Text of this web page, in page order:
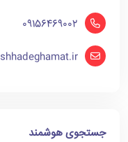
09156469002
جستجوی هوشمند